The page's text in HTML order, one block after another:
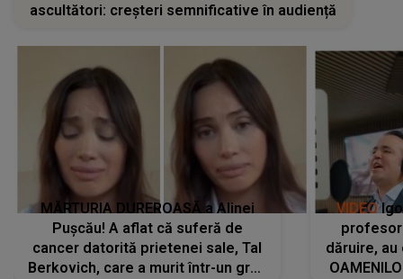
ascultători: creșteri semnificative în audiență
MĂRTURIA DUREROASĂ a Alinei
Pușcău! A aflat că suferă de
cancer datorită prietenei sale, Tal
Berkovich, care a murit într-un grav
VIDEO
dăruire, au